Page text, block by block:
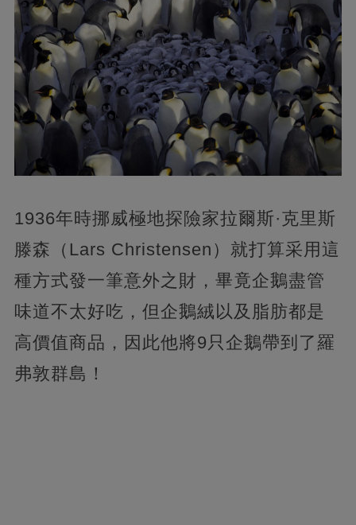
1936年時挪威極地探險家拉爾斯·克里斯
滕森（Lars Christensen）就打算采用這
種方式發一筆意外之財，畢竟企鵝盡管
味道不太好吃，但企鵝絨以及脂肪都是
高價值商品，因此他將9只企鵝帶到了羅
弗敦群島！